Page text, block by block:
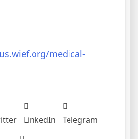
medical-
LinkedIn Telegram